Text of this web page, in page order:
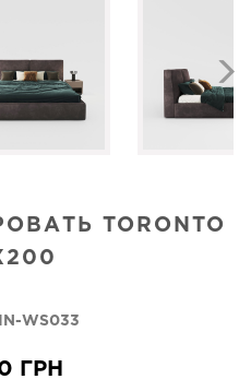
TORONTO
WS033
ГРН